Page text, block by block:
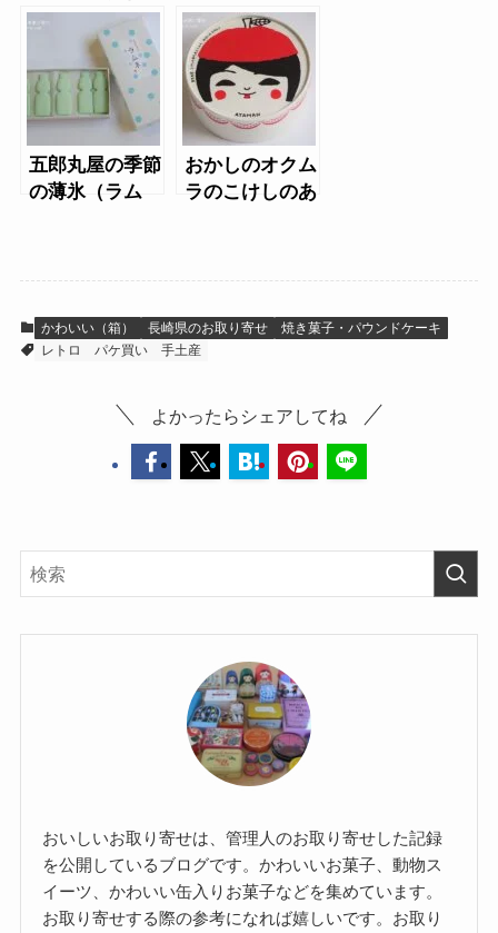
クッキー、ひろ
しま檸の菓
のプレミアムア
ソート缶
五郎丸屋の季節
の薄氷（ラム
おかしのオクム
ラのこけしのあ
かわいい（箱） 長崎県のお取り寄せ
焼き菓子・パウンドケーキ
レトロ
パケ買い 手土産
よかったらシェアしてね
おいしいお取り寄せは、管理人のお取り寄せした記録
を公開しているブログです。かわいいお菓子、動物ス
イーツ、かわいい缶入りお菓子などを集めています。
お取り寄せする際の参考になれば嬉しいです。お取り